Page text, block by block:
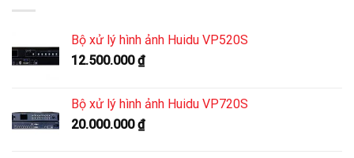
Bộ xử lý hình ảnh Huidu VP520S
12.500.000₫
Bộ xử lý hình ảnh Huidu VP720S
20.000.000₫